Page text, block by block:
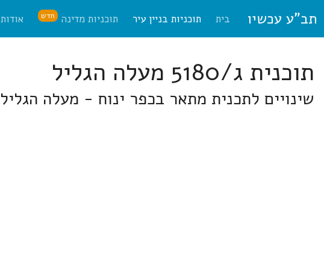
תב"ע עכשיו בית תוכניות בניין עיר תוכניות מדינה חדש אודות
תוכנית ג/5180 מעלה הגליל
שינויים לתכנית מתאר בכפר ינוח - מעלה הגליל